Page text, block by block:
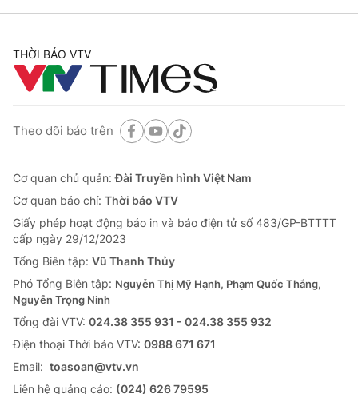
THỜI BÁO VTV
Theo dõi báo trên
Cơ quan chủ quản:Đài Truyền hình Việt Nam
Cơ quan báo chí: Thời báo VTV
Giấy phép hoạt động báo in và báo điện tử số 483/GP-BTTTT
cấp ngày 29/12/2023
Tổng Biên tập: Vũ Thanh Thủy
Phó Tổng Biên tập: Nguyễn Thị Mỹ Hạnh, Phạm Quốc Thắng,
Nguyễn Trọng Ninh
Tổng đài VTV: 024.38 355 931 - 024.38 355 932
Ðiện thoại Thời báo VTV: 0988 671 671
Email: toasoan@vtv.vn
Liên hệ quảng cáo: (024) 626 79595